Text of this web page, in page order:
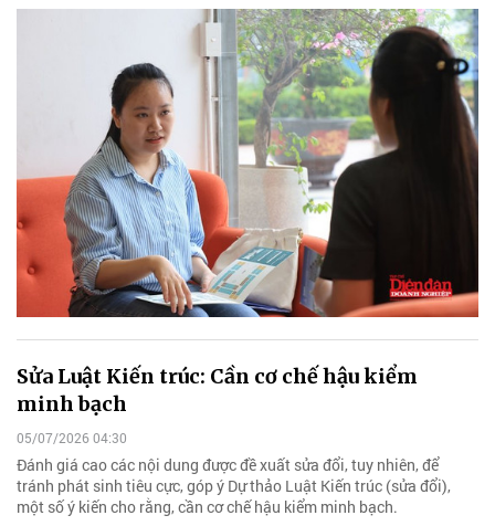
Sửa Luật Kiến trúc: Cần cơ chế hậu kiểm
minh bạch
05/07/2026 04:30
Đánh giá cao các nội dung được đề xuất sửa đổi, tuy nhiên, để
tránh phát sinh tiêu cực, góp ý Dự thảo Luật Kiến trúc (sửa đổi),
một số ý kiến cho rằng, cần cơ chế hậu kiểm minh bạch.